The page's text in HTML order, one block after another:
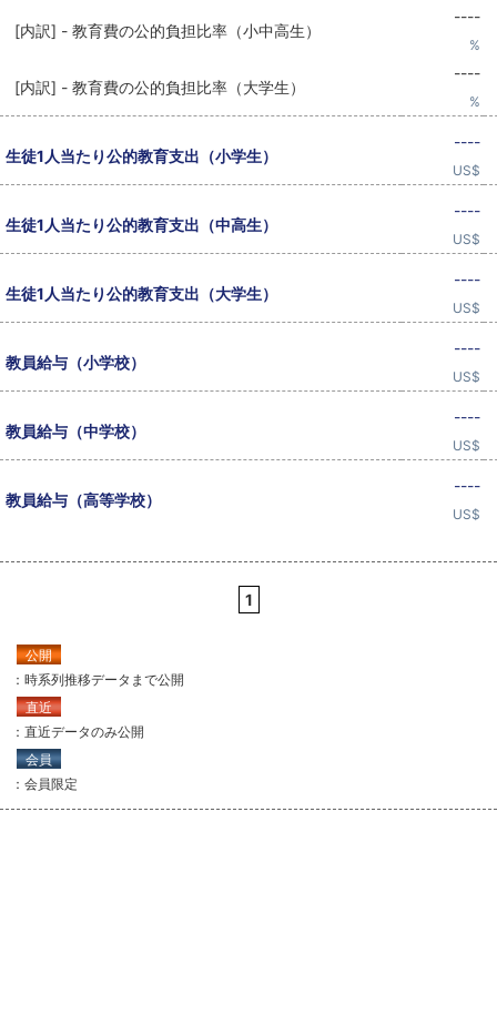
[内訳] - 教育費の公的負担比率（小中高生）
----
%
[内訳] - 教育費の公的負担比率（大学生）
----
%
生徒1人当たり公的教育支出（小学生）
----
US$
生徒1人当たり公的教育支出（中高生）
----
US$
生徒1人当たり公的教育支出（大学生）
----
US$
教員給与（小学校）
----
US$
教員給与（中学校）
----
US$
教員給与（高等学校）
----
US$
1
公開
：時系列推移データまで公開
直近
：直近データのみ公開
会員
：会員限定